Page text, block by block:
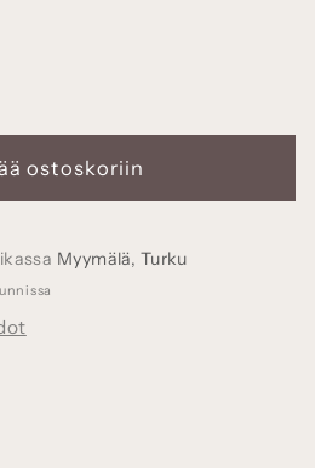
ostoskoriin
Myymälä, Turku